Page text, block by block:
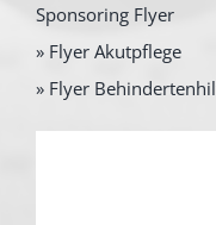
Sponsoring Flyer
» Flyer Akutpflege
» Flyer